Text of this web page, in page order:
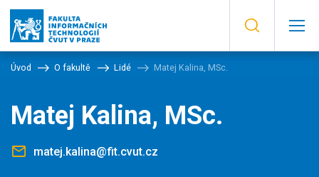
Úvod O fakultě Lidé Matej Kalina, MSc.
Matej Kalina, MSc.
matej.kalina@fit.cvut.cz